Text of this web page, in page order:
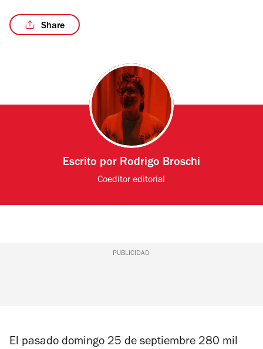
Share
Escrito por Rodrigo Broschi
Coeditor editorial
PUBLICIDAD
El pasado domingo 25 de septiembre 280 mil